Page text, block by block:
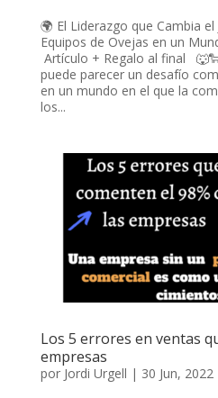
🌍 El Liderazgo que Cambia
Equipos de Ovejas en un
Artículo + Regalo al final
puede parecer un desafío
en un mundo en el que la
los...
Los 5 errores en ventas
empresas
por Jordi Urgell | 30 Jun, 2022